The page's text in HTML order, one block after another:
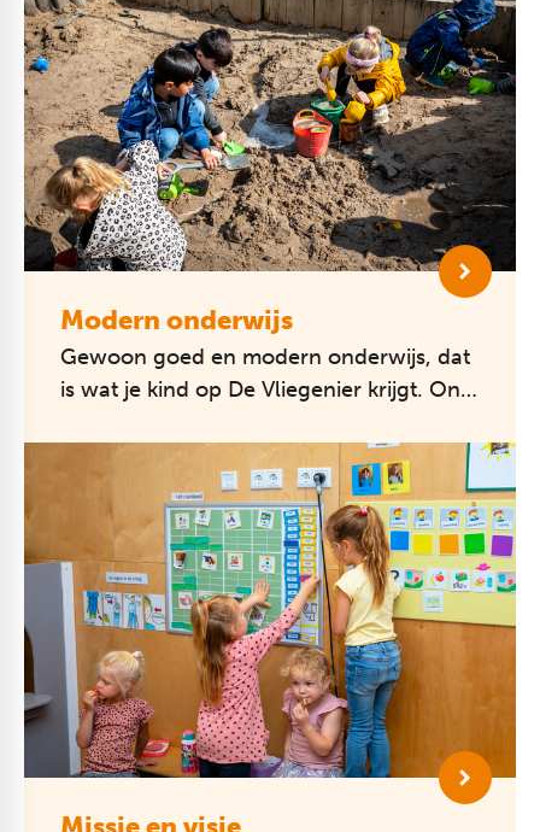
Modern onderwijs
Gewoon goed en modern onderwijs, dat
is wat je kind op De Vliegenier krijgt. Ons
ons onderwijs is helemaal va...